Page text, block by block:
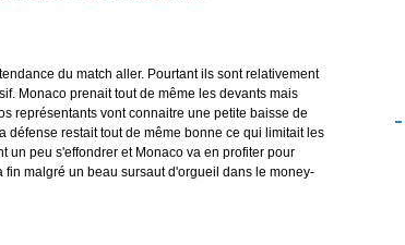
du match aller. Pourtant ils sont relativement
Monaco prenait tout de même les devants mais
représentants vont connaitre une petite baisse de
restait tout de même bonne ce qui limitait les
un peu s'effondrer et Monaco va en profiter pour
malgré un beau sursaut d'orgueil dans le money-